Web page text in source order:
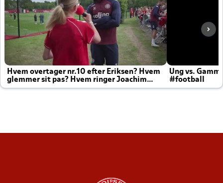
Hvem overtager nr.10 efter Eriksen? Hvem
glemmer sit pas? Hvem ringer Joachim
altid til efter kampe?
Ung vs.
#football